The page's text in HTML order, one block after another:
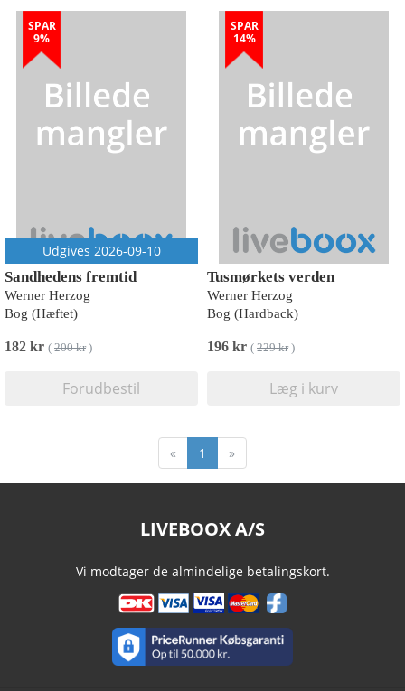
SPAR
9%
Udgives 2026-09-10
Sandhedens fremtid
Werner Herzog
Bog (Hæftet)
182 kr ( 200 kr)
Forudbestil
SPAR
14%
Tusmørkets verden
Werner Herzog
Bog (Hardback)
196 kr ( 229 kr)
Læg i kurv
« 1 »
LIVEBOOX A/S
Vi modtager de almindelige betalingskort.